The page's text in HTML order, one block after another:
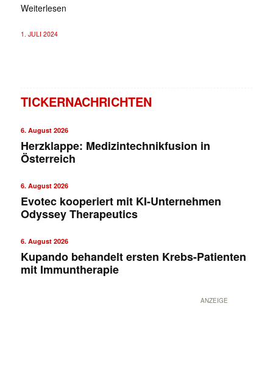
Weiterlesen
1. JULI 2024
TICKERNACHRICHTEN
6. August 2026
Herzklappe: Medizintechnikfusion in
Österreich
6. August 2026
Evotec kooperiert mit KI-Unternehmen
Odyssey Therapeutics
6. August 2026
Kupando behandelt ersten Krebs-Patienten
mit Immuntherapie
ANZEIGE